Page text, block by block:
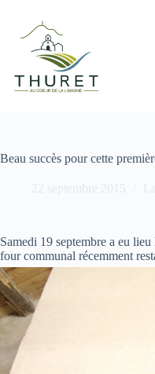
contenu
Beau succès pour cette
22 septembre 2015
Samedi 19 septembre a eu
four communal récemment